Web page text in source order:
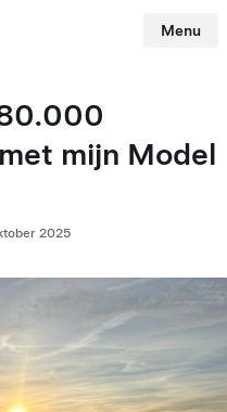
Menu
mijn Model
2025